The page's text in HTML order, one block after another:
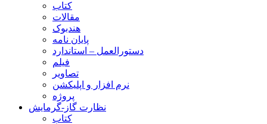
کتاب
مقالات
هندبوک
پایان نامه
دستورالعمل – استاندارد
فیلم
تصاویر
نرم افزار و اپلیکشن
پروژه
نظارت گاز-گرمایش
کتاب